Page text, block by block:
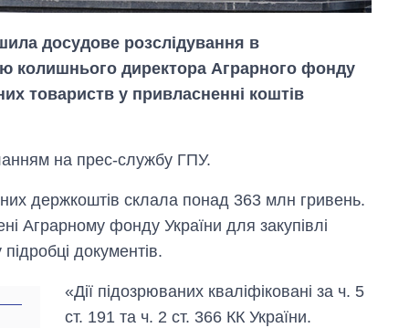
досудове розслідування в
колишнього директора Аграрного фонду
товариств у привласненні коштів
на прес-службу ГПУ.
держкоштів склала понад 363 млн гривень.
Аграрному фонду України для закупівлі
документів.
«Дії підозрюваних кваліфіковані за ч. 5
ст. 191 та ч. 2 ст. 366 КК України.